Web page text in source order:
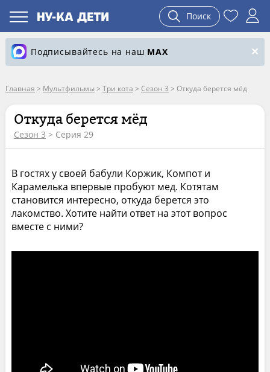
Поиск
Подписывайтесь на наш MAX
Главная > Мультфильмы > Три кота > Сезон 3 > Откуда берется мёд
Откуда берется мёд
Сезон 3 > Серия 29
В гостях у своей бабули Коржик, Компот и
Карамелька впервые пробуют мед. Котятам
становится интересно, откуда берется это
лакомство. Хотите найти ответ на этот вопрос
вместе с ними?